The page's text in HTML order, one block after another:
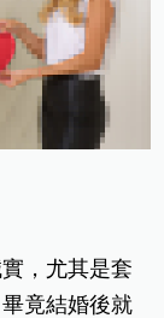
，尤其是套
竟結婚後就